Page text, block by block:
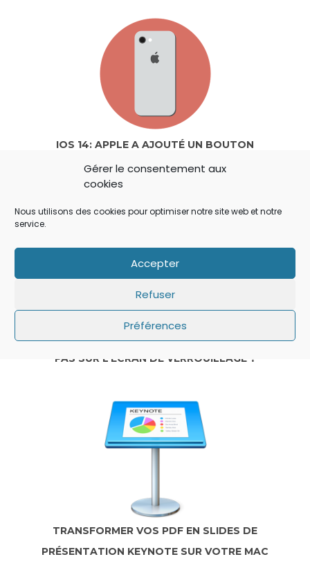
Gérer le consentement aux
cookies
Nous utilisons des cookies pour optimiser notre site web et notre
service.
Accepter
Refuser
Préférences
IOS 14: APPLE A AJOUTÉ UN BOUTON
SECRET QUI A ÉCHAPPÉ À TOUT LE MONDE !
IOS: QUE FAIRE SI LE MINUTEUR NE S’AFFICHE
PAS SUR L’ÉCRAN DE VERROUILLAGE ?
TRANSFORMER VOS PDF EN SLIDES DE
PRÉSENTATION KEYNOTE SUR VOTRE MAC